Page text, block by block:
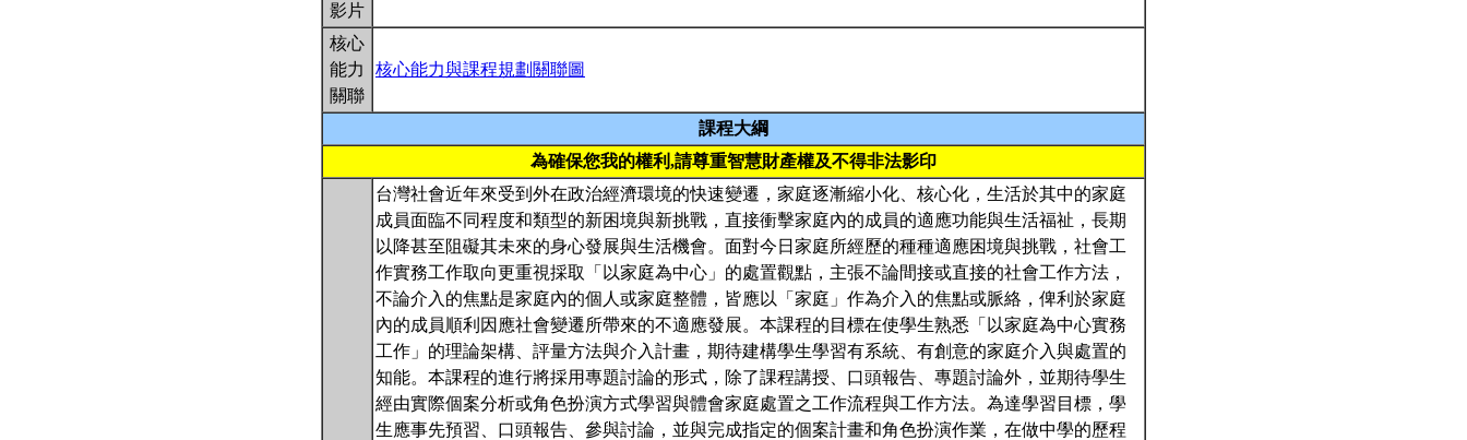
影片
核心
能力
關聯
核心能力與課程規劃關聯圖
課程大綱
為確保您我的權利,請尊重智慧財產權及不得非法影印
台灣社會近年來受到外在政治經濟環境的快速變遷，家庭逐漸縮小化、核心化，生活於其中的家庭
成員面臨不同程度和類型的新困境與新挑戰，直接衝擊家庭內的成員的適應功能與生活福祉，長期
以降甚至阻礙其未來的身心發展與生活機會。面對今日家庭所經歷的種種適應困境與挑戰，社會工
作實務工作取向更重視採取「以家庭為中心」的處置觀點，主張不論間接或直接的社會工作方法，
不論介入的焦點是家庭內的個人或家庭整體，皆應以「家庭」作為介入的焦點或脈絡，俾利於家庭
內的成員順利因應社會變遷所帶來的不適應發展。本課程的目標在使學生熟悉「以家庭為中心實務
工作」的理論架構、評量方法與介入計畫，期待建構學生學習有系統、有創意的家庭介入與處置的
知能。本課程的進行將採用專題討論的形式，除了課程講授、口頭報告、專題討論外，並期待學生
經由實際個案分析或角色扮演方式學習與體會家庭處置之工作流程與工作方法。為達學習目標，學
生應事先預習、口頭報告、參與討論，並與完成指定的個案計畫和角色扮演作業，在做中學的歷程